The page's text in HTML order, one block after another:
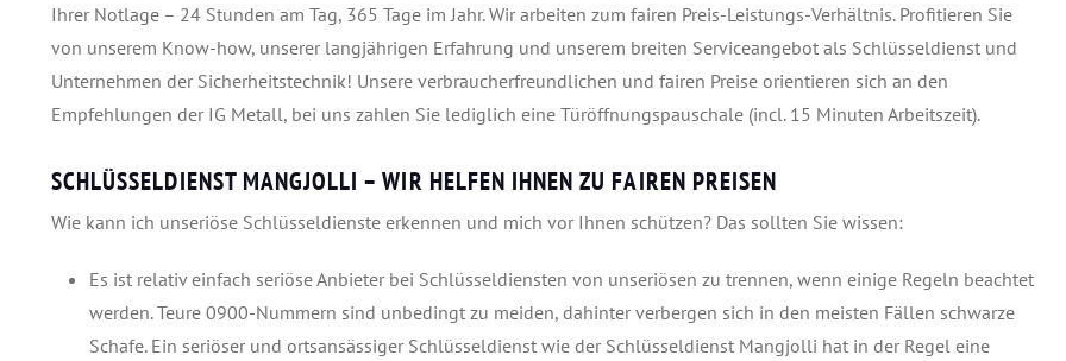
Ihrer Notlage – 24 Stunden am Tag, 365 Tage im Jahr. Wir arbeiten zum fairen Preis-Leistungs-Verhältnis. Profitieren Sie
von unserem Know-how, unserer langjährigen Erfahrung und unserem breiten Serviceangebot als Schlüsseldienst und
Unternehmen der Sicherheitstechnik! Unsere verbraucherfreundlichen und fairen Preise orientieren sich an den
Empfehlungen der IG Metall, bei uns zahlen Sie lediglich eine Türöffnungspauschale (incl. 15 Minuten Arbeitszeit).
SCHLÜSSELDIENST MANGJOLLI – WIR HELFEN IHNEN ZU FAIREN PREISEN
Wie kann ich unseriöse Schlüsseldienste erkennen und mich vor Ihnen schützen? Das sollten Sie wissen:
Es ist relativ einfach seriöse Anbieter bei Schlüsseldiensten von unseriösen zu trennen, wenn einige Regeln beachtet
werden. Teure 0900-Nummern sind unbedingt zu meiden, dahinter verbergen sich in den meisten Fällen schwarze
Schafe. Ein seriöser und ortsansässiger Schlüsseldienst wie der Schlüsseldienst Mangjolli hat in der Regel eine